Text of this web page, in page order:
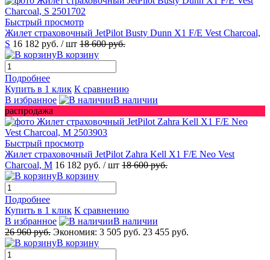
Быстрый просмотр
Жилет страховочный JetPilot Busty Dunn X1 F/E Vest Charcoal,
S 16 182 руб. / шт 18 600 руб.
В корзину
Подробнее
Купить в 1 клик К сравнению
В избранное
В наличии
распродажа
Быстрый просмотр
Жилет страховочный JetPilot Zahra Kell X1 F/E Neo Vest
Charcoal, M 16 182 руб. / шт 18 600 руб.
В корзину
Подробнее
Купить в 1 клик К сравнению
В избранное
В наличии
26 960 руб. Экономия: 3 505 руб. 23 455 руб.
В корзину